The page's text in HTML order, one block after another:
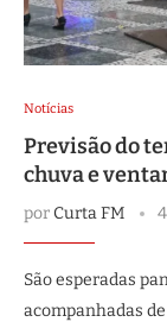
Notícias
Previsão do
chuva e
porCurta FM
São esperadas
acompanhadas